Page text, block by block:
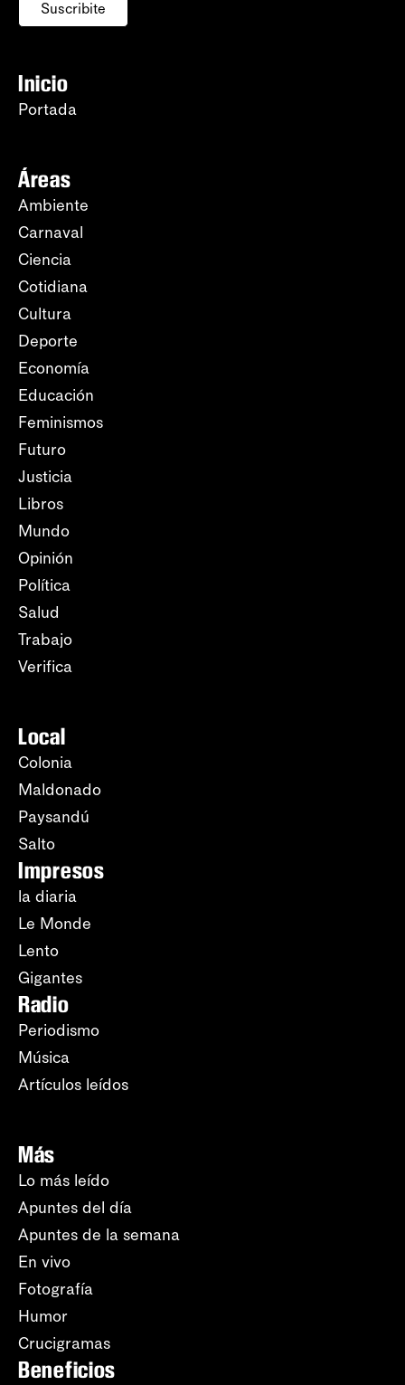
Suscribite
Inicio
Portada
Áreas
Ambiente
Carnaval
Ciencia
Cotidiana
Cultura
Deporte
Economía
Educación
Feminismos
Futuro
Justicia
Libros
Mundo
Opinión
Política
Salud
Trabajo
Verifica
Local
Colonia
Maldonado
Paysandú
Salto
Impresos
la diaria
Le Monde
Lento
Gigantes
Radio
Periodismo
Música
Artículos leídos
Más
Lo más leído
Apuntes del día
Apuntes de la semana
En vivo
Fotografía
Humor
Crucigramas
Beneficios